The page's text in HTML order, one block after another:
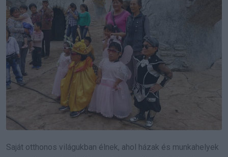
Saját otthonos világukban élnek, ahol házak és munkahelyek